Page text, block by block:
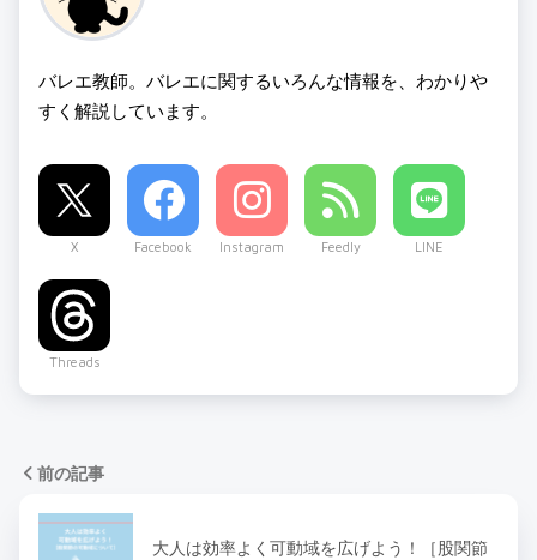
バレエ教師。バレエに関するいろんな情報を、わかりや
すく解説しています。
X Facebook Instagram Feedly LINE
Threads
前の記事
大人は効率よく可動域を広げよう！［股関節